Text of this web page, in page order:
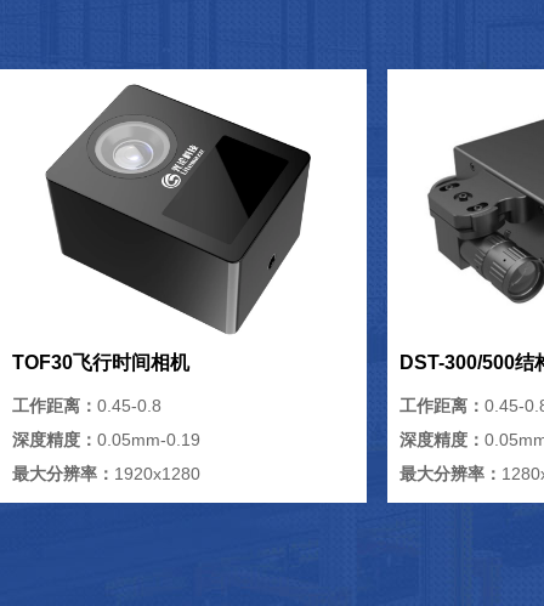
TOF30飞行时间相机
工作距离： 0.45-0.8
深度精度： 0.05mm-0.19
最大分辨率： 1920x1280
DST-300/500结
工作距离：0.45-
深度精度：
最大分辨率：